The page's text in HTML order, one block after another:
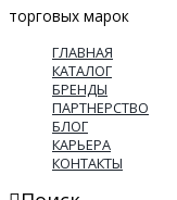
торговых марок
ГЛАВНАЯ
КАТАЛОГ
БРЕНДЫ
ПАРТНЕРСТВО
БЛОГ
КАРЬЕРА
КОНТАКТЫ